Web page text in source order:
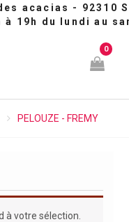
0
PELOUZE - FREMY
à votre sélection.